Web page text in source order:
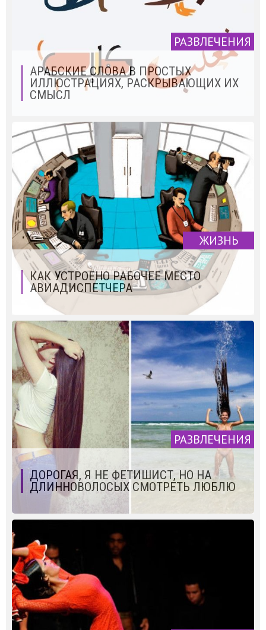
РАЗВЛЕЧЕНИЯ
АРАБСКИЕ СЛОВА В ПРОСТЫХ
ИЛЛЮСТРАЦИЯХ, РАСКРЫВАЮЩИХ ИХ
СМЫСЛ
ЖИЗНЬ
КАК УСТРОЕНО РАБОЧЕЕ МЕСТО
АВИАДИСПЕТЧЕРА
РАЗВЛЕЧЕНИЯ
ДОРОГАЯ, Я НЕ ФЕТИШИСТ, НО НА
ДЛИННОВОЛОСЫХ СМОТРЕТЬ ЛЮБЛЮ